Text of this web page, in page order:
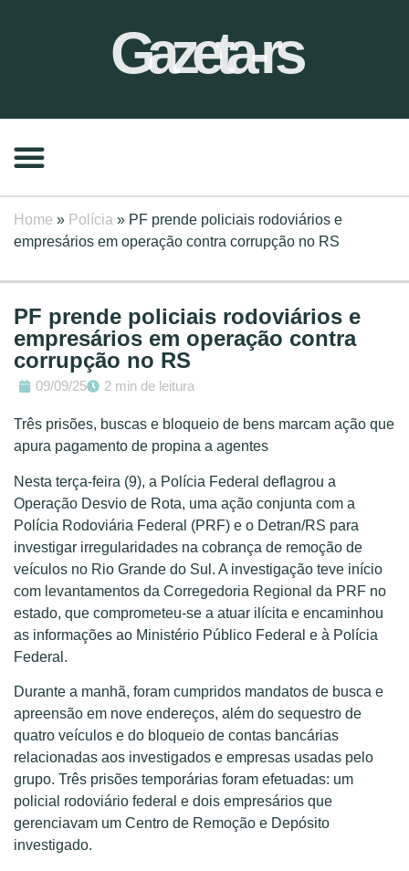
Gazeta-rs
Home » Polícia » PF prende policiais rodoviários e
empresários em operação contra corrupção no RS
PF prende policiais rodoviários e
empresários em operação contra
corrupção no RS
09/09/25 2 min de leitura
Três prisões, buscas e bloqueio de bens marcam ação que
apura pagamento de propina a agentes
Nesta terça-feira (9), a Polícia Federal deflagrou a
Operação Desvio de Rota, uma ação conjunta com a
Polícia Rodoviária Federal (PRF) e o Detran/RS para
investigar irregularidades na cobrança de remoção de
veículos no Rio Grande do Sul. A investigação teve início
com levantamentos da Corregedoria Regional da PRF no
estado, que comprometeu-se a atuar ilícita e encaminhou
as informações ao Ministério Público Federal e à Polícia
Federal.
Durante a manhã, foram cumpridos mandatos de busca e
apreensão em nove endereços, além do sequestro de
quatro veículos e do bloqueio de contas bancárias
relacionadas aos investigados e empresas usadas pelo
grupo. Três prisões temporárias foram efetuadas: um
policial rodoviário federal e dois empresários que
gerenciavam um Centro de Remoção e Depósito
investigado.